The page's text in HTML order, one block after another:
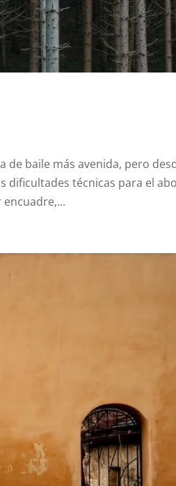
baile más avenida, pero
dificultades técnicas para el